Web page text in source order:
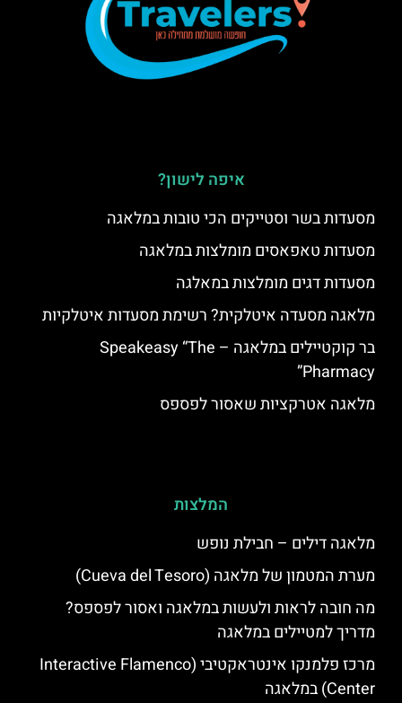
איפה לישון?
מסעדות בשר וסטייקים הכי טובות במלאגה
מסעדות טאפאסים מומלצות במלאגה
מסעדות דגים מומלצות במאלגה
מלאגה מסעדה איטלקית? רשימת מסעדות איטלקיות
בר קוקטיילים במלאגה – Speakeasy “The
Pharmacy”
מלאגה אטרקציות שאסור לפספס
המלצות
מלאגה דילים – חבילת נופש
מערת המטמון של מלאגה (Cueva del Tesoro)
מה חובה לראות ולעשות במלאגה ואסור לפספס?
מדריך למטיילים במלאגה
מרכז פלמנקו אינטראקטיבי (Interactive Flamenco
Center) במלאגה